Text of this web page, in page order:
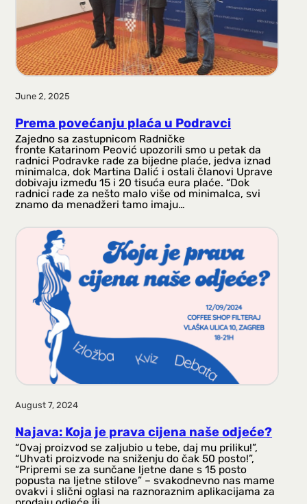
June 2, 2025
Prema povećanju plaća u Podravci
Zajedno sa zastupnicom Radničke
fronte Katarinom Peović upozorili smo u petak da
radnici Podravke rade za bijedne plaće, jedva iznad
minimalca, dok Martina Dalić i ostali članovi Uprave
dobivaju između 15 i 20 tisuća eura plaće. “Dok
radnici rade za nešto malo više od minimalca, svi
znamo da menadžeri tamo imaju…
August 7, 2024
Najava: Koja je prava cijena naše odjeće?
“Ovaj proizvod se zaljubio u tebe, daj mu priliku!”,
“Uhvati proizvode na sniženju do čak 50 posto!”,
“Pripremi se za sunčane ljetne dane s 15 posto
popusta na ljetne stilove” – svakodnevno nas mame
ovakvi i slični oglasi na raznoraznim aplikacijama za